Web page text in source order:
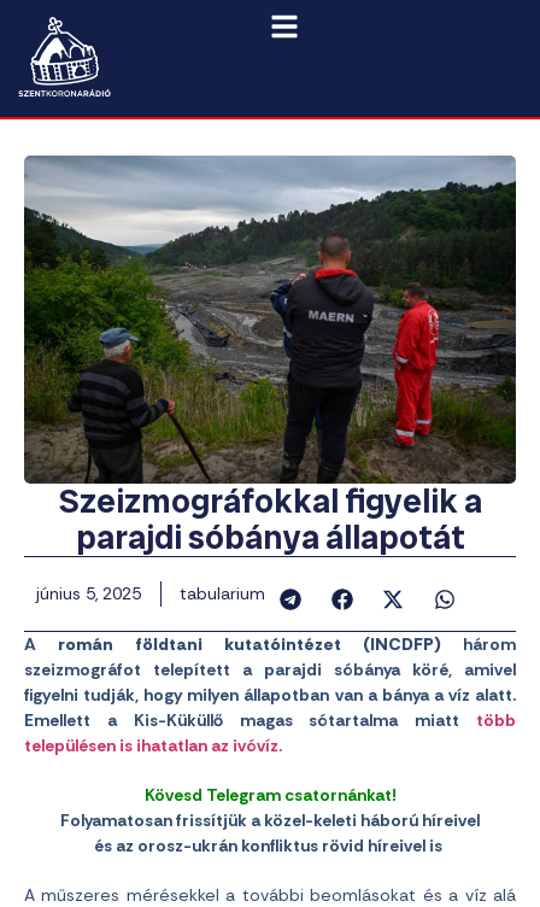
Szeizmográfokkal figyelik a
parajdi sóbánya állapotát
június 5, 2025 tabularium
A román földtani kutatóintézet (INCDFP) három
szeizmográfot telepített a parajdi sóbánya köré, amivel
figyelni tudják, hogy milyen állapotban van a bánya a víz alatt.
Emellett a Kis-Küküllő magas sótartalma miatt több
településen is ihatatlan az ivóvíz.
Kövesd Telegram csatornánkat!
Folyamatosan frissítjük a közel-keleti háború híreivel
és az orosz-ukrán konfliktus rövid híreivel is
A műszeres mérésekkel a további beomlásokat és a víz alá